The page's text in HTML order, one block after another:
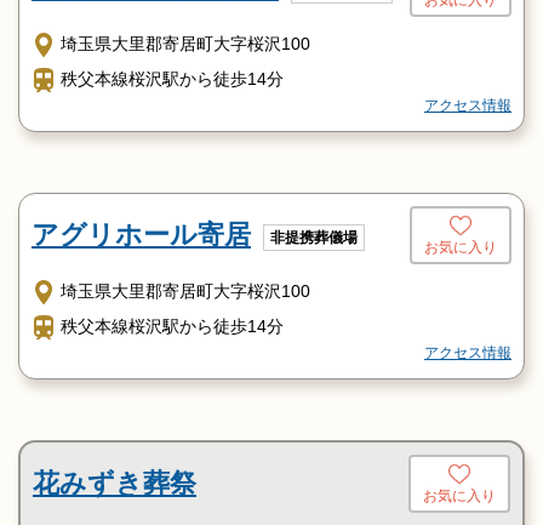
埼玉県大里郡寄居町大字桜沢100
秩父本線桜沢駅から徒歩14分
アクセス情報
アグリホール寄居 非提携葬儀場
お気に入り
埼玉県大里郡寄居町大字桜沢100
秩父本線桜沢駅から徒歩14分
アクセス情報
花みずき葬祭 お気に入り